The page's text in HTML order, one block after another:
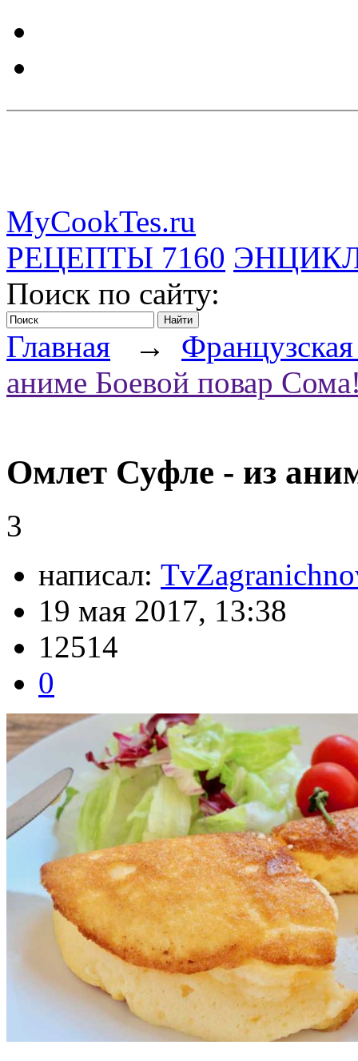
MyCookTes.ru
РЕЦЕПТЫ 7160
Поиск по сайту:
Главная →
аниме Боевой повар
Омлет Суфле - из
3
написал:
19 мая 2017, 13:38
12514
0